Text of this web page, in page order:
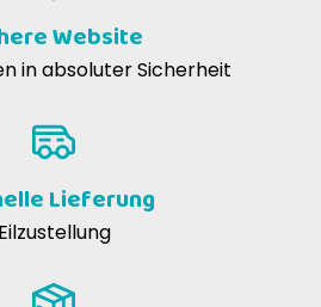
gastrointestinale
Website
in absoluter Sicherheit
Lieferung
Eilzustellung